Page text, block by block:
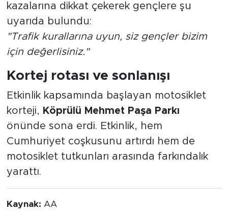
kazalarına dikkat çekerek gençlere şu
uyarıda bulundu:
"Trafik kurallarına uyun, siz gençler bizim
için değerlisiniz."
Kortej rotası ve sonlanışı
Etkinlik kapsamında başlayan motosiklet
korteji, Köprülü Mehmet Paşa Parkı
önünde sona erdi. Etkinlik, hem
Cumhuriyet coşkusunu artırdı hem de
motosiklet tutkunları arasında farkındalık
yarattı.
Kaynak: AA